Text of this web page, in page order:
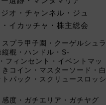
オ・チャンネル・ジュ
イカッチャ・株主総会
プラ甲子園・クーゲルシュラ
縦棍・ハンドル・S-
フィンセント・イベントマッ
きコイン・マスターソード・白
パック・スクリュースロッシ
感度・ガチエリア・ガチヤグ